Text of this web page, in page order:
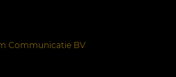
Communicatie BV